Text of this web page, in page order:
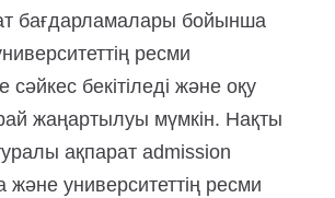
бағдарламалары бойынша
ресми
сәйкес бекітіледі және оқу
жаңартылуы мүмкін. Нақты
ақпарат admission
және университеттің ресми